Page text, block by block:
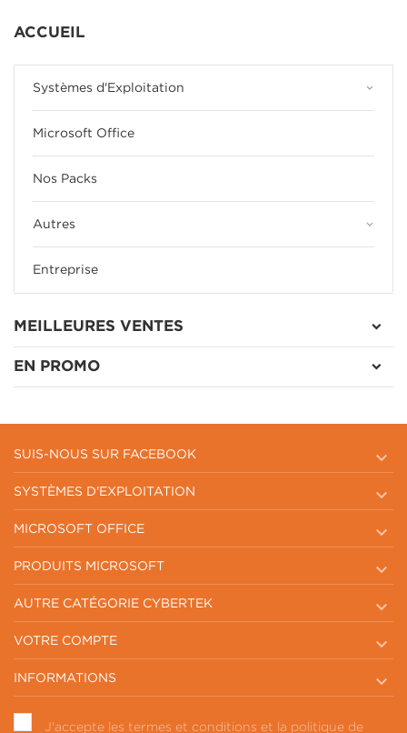
ACCUEIL
Systèmes d'Exploitation keyboard_arrow_down
Microsoft Office
Nos Packs
Autres keyboard_arrow_down
Entreprise
MEILLEURES VENTES
EN PROMO
SUIS-NOUS SUR FACEBOOK 
SYSTÈMES D'EXPLOITATION 
MICROSOFT OFFICE 
PRODUITS MICROSOFT 
AUTRE CATÉGORIE CYBERTEK 
VOTRE COMPTE 
INFORMATIONS 
J'accepte les termes et conditions et la politique de